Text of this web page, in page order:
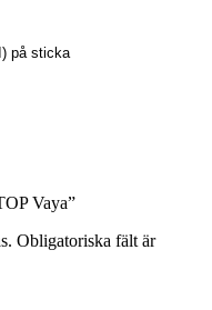
på sticka
Vaya”
Obligatoriska fält är